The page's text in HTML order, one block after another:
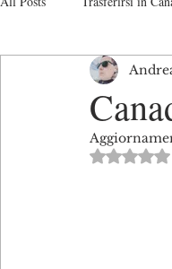
Studiare in Canada
Turismo in Canada